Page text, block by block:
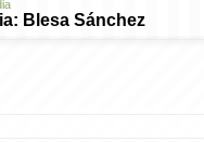
Blesa Sánchez